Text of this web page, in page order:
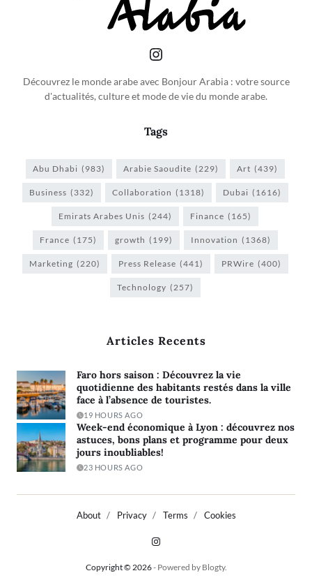
Découvrez le monde arabe avec Bonjour Arabia : votre source
d'actualités, culture et mode de vie du monde arabe.
Tags
Abu Dhabi (983) Arabie Saoudite (229) Art (439)
Business (332) Collaboration (1318) Dubai (1616)
Emirats Arabes Unis (244) Finance (165)
France (175) growth (199) Innovation (1368)
Marketing (220) Press Release (441) PRWire (400)
Technology (257)
Articles Recents
Faro hors saison : Découvrez la vie
quotidienne des habitants restés dans la ville
face à l’absence de touristes.
19 HOURS AGO
Week-end économique à Lyon : découvrez nos
astuces, bons plans et programme pour deux
jours inoubliables!
23 HOURS AGO
Copyright © 2026- Powered by Blogty.
About Privacy Terms Cookies